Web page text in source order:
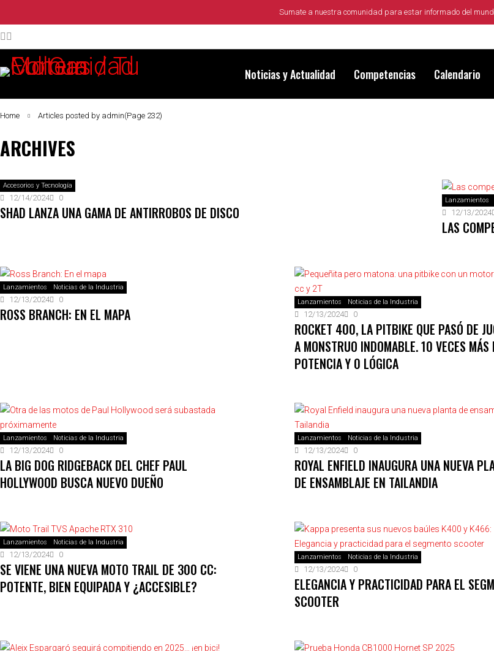
Sumate a nuestra comunidad para estar informado del
Noticias y Actualidad Competencias Calendario
Home Articles posted by admin(Page 232)
ARCHIVES
Accesorios y Tecnología
12/14/2024 0
SHAD LANZA UNA GAMA DE ANTIRROBOS DE DISCO
Lanzamientos
12/13/2024
LAS
Lanzamientos Noticias de la Industria
12/13/2024 0
ROSS BRANCH: EN EL MAPA
Lanzamientos Noticias de la Industria
12/13/2024 0
ROCKET 400, LA PITBIKE QUE PASÓ DE
A MONSTRUO INDOMABLE. 10 VECES MÁS
POTENCIA Y 0 LÓGICA
Lanzamientos Noticias de la Industria
12/13/2024 0
LA BIG DOG RIDGEBACK DEL CHEF PAUL
HOLLYWOOD BUSCA NUEVO DUEÑO
Lanzamientos Noticias de la Industria
12/13/2024 0
ROYAL ENFIELD INAUGURA UNA NUEVA
DE ENSAMBLAJE EN TAILANDIA
Lanzamientos Noticias de la Industria
12/13/2024 0
SE VIENE UNA NUEVA MOTO TRAIL DE 300 CC:
POTENTE, BIEN EQUIPADA Y ¿ACCESIBLE?
Lanzamientos Noticias de la Industria
12/13/2024 0
ELEGANCIA Y PRACTICIDAD PARA EL
SCOOTER